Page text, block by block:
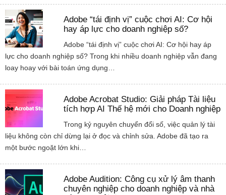
Adobe “tái định vị” cuộc chơi AI: Cơ hội
hay áp lực cho doanh nghiệp số?
Adobe “tái định vị” cuộc chơi AI: Cơ hội hay áp
lực cho doanh nghiệp số? Trong khi nhiều doanh nghiệp vẫn đang
loay hoay với bài toán ứng dụng…
Adobe Acrobat Studio: Giải pháp Tài liệu
tích hợp AI Thế hệ mới cho Doanh nghiệp
Trong kỷ nguyên chuyển đổi số, việc quản lý tài
liệu không còn chỉ dừng lại ở đọc và chỉnh sửa. Adobe đã tạo ra
một bước ngoặt lớn khi…
Adobe Audition: Công cụ xử lý âm thanh
chuyên nghiệp cho doanh nghiệp và nhà